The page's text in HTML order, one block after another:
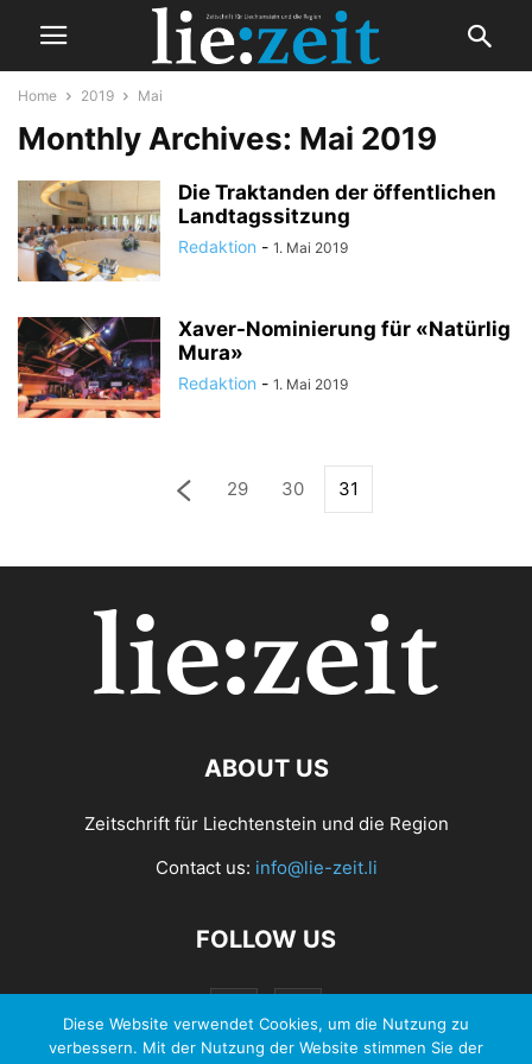
Home 2019 Mai
Monthly Archives: Mai 2019
Die Traktanden der öffentlichen
Landtagssitzung
Redaktion - 1. Mai 2019
Xaver-Nominierung für «Natürlig
Mura»
Redaktion - 1. Mai 2019
29 30 31
ABOUT US
Zeitschrift für Liechtenstein und die Region
Contact us: info@lie-zeit.li
FOLLOW US
Diese Website verwendet Cookies, um die Nutzung zu
verbessern. Mit der Nutzung der Website stimmen Sie der